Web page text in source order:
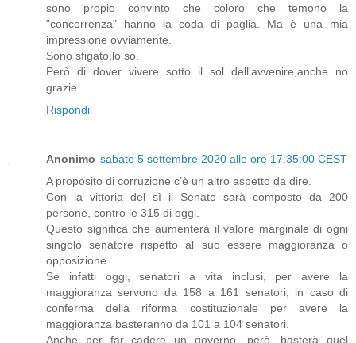
sono propio convinto che coloro che temono la
"concorrenza" hanno la coda di paglia. Ma è una mia
impressione ovviamente.
Sono sfigato,lo so.
Però di dover vivere sotto il sol dell'avvenire,anche no
grazie.
Rispondi
Anonimo sabato 5 settembre 2020 alle ore 17:35:00 CEST
A proposito di corruzione c’è un altro aspetto da dire.
Con la vittoria del sì il Senato sarà composto da 200
persone, contro le 315 di oggi.
Questo significa che aumenterà il valore marginale di ogni
singolo senatore rispetto al suo essere maggioranza o
opposizione.
Se infatti oggi, senatori a vita inclusi, per avere la
maggioranza servono da 158 a 161 senatori, in caso di
conferma della riforma costituzionale per avere la
maggioranza basteranno da 101 a 104 senatori.
Anche per far cadere un governo, però, basterà quel